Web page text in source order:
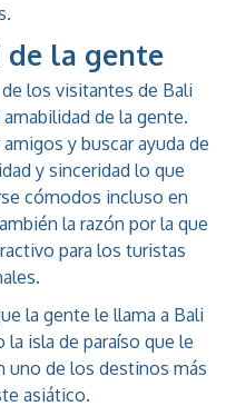
de la gente
los visitantes de Bali
de la gente.
y buscar ayuda de
y sinceridad lo que
cómodos incluso en
la razón por la que
para los turistas
la gente le llama a Bali
isla de paraíso que le
uno de los destinos más
asiático.